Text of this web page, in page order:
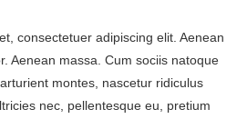
consectetuer adipiscing elit. Aenean
Aenean massa. Cum sociis natoque
montes, nascetur ridiculus
nec, pellentesque eu, pretium